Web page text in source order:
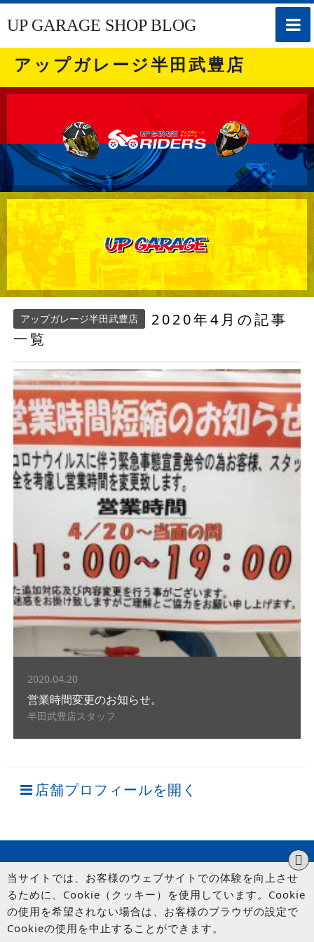
toggle
UP GARAGE SHOP BLOG
アップガレージ半田武豊店
アップガレージ半田武豊店
2020年4月の記事
一覧
2020.04.20
営業時間変更のお知らせ。
半田武豊店スタッフ
店舗プロフィールを開く
当サイトでは、お客様のウェブサイトでの体験を向上させ
るために、Cookie（クッキー）を使用しています。Cookie
の使用を希望されない場合は、お客様のブラウザの設定で
Cookieの使用を中止することができます。